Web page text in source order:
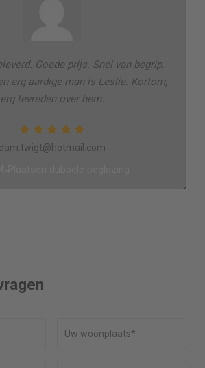
Goede prijs. Snel van begrip.
erg aardige man is Leslie. Kortom,
erg tevreden over hem.
dam.twigt@hotmail.com